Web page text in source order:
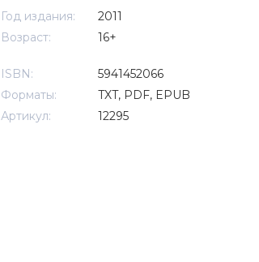
Год издания:
2011
Возраст:
16+
ISBN:
5941452066
Форматы:
TXT, PDF, EPUB
Артикул:
12295